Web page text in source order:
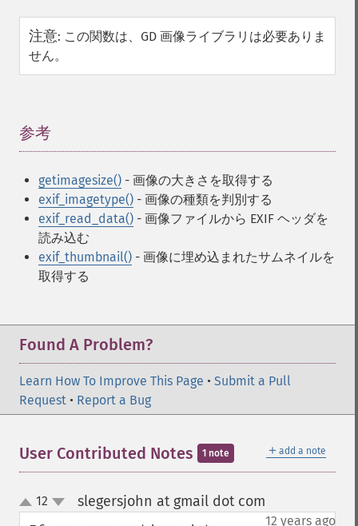
注意: この関数は、GD 画像ライブラリは必要ありま
せん。
参考
getimagesize() - 画像の大きさを取得する
exif_imagetype() - 画像の種類を判別する
exif_read_data() - 画像ファイルから EXIF ヘッダを
読み込む
exif_thumbnail() - 画像に埋め込まれたサムネイルを
取得する
Found A Problem?
Learn How To Improve This Page • Submit a Pull
Request • Report a Bug
＋ add a note
User Contributed Notes 1 note
up
down
12 slegersjohn at gmail dot com
12 years ago